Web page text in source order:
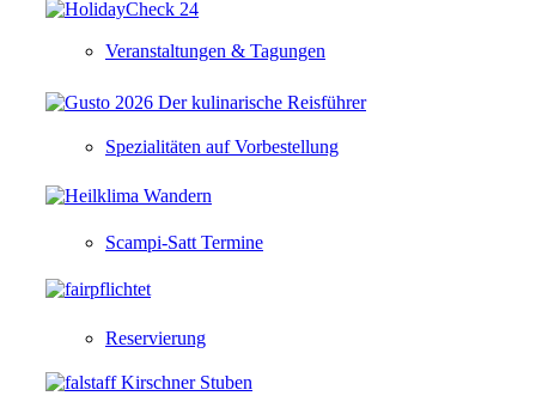
Veranstaltungen & Tagungen
Spezialitäten auf Vorbestellung
Scampi-Satt Termine
Reservierung